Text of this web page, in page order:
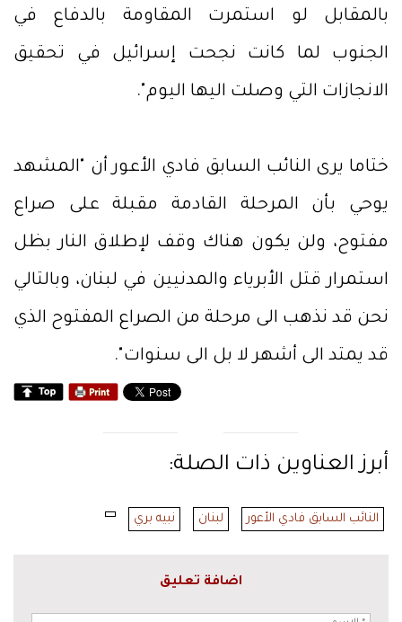
بالمقابل لو استمرت المقاومة بالدفاع في
الجنوب لما كانت نجحت إسرائيل في تحقيق
الانجازات التي وصلت اليها اليوم".
ختاما يرى النائب السابق فادي الأعور أن "المشهد
يوحي بأن المرحلة القادمة مقبلة على صراع
مفتوح، ولن يكون هناك وقف لإطلاق النار بظل
استمرار قتل الأبرياء والمدنيين في لبنان، وبالتالي
نحن قد نذهب الى مرحلة من الصراع المفتوح الذي
قد يمتد الى أشهر لا بل الى سنوات".
أبرز العناوين ذات الصلة:
النائب السابق فادي الأعور لبنان نبيه بري
اضافة تعليق